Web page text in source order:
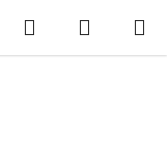
Hledat